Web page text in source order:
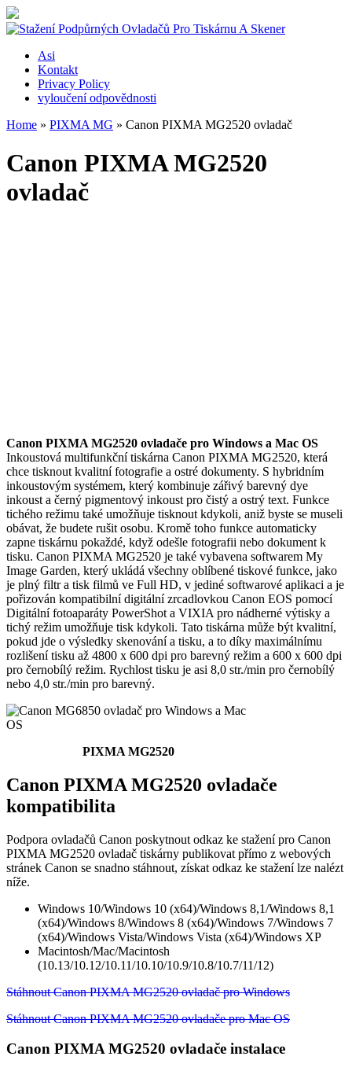
Asi
Kontakt
Privacy Policy
vyloučení odpovědnosti
Home » PIXMA MG » Canon PIXMA MG2520 ovladač
Canon PIXMA MG2520
ovladač
Canon PIXMA MG2520 ovladače pro Windows a Mac OS
Inkoustová multifunkční tiskárna Canon PIXMA MG2520, která
chce tisknout kvalitní fotografie a ostré dokumenty. S hybridním
inkoustovým systémem, který kombinuje zářivý barevný dye
inkoust a černý pigmentový inkoust pro čistý a ostrý text. Funkce
tichého režimu také umožňuje tisknout kdykoli, aniž byste se museli
obávat, že budete rušit osobu. Kromě toho funkce automaticky
zapne tiskárnu pokaždé, když odešle fotografii nebo dokument k
tisku. Canon PIXMA MG2520 je také vybavena softwarem My
Image Garden, který ukládá všechny oblíbené tiskové funkce, jako
je plný filtr a tisk filmů ve Full HD, v jediné softwarové aplikaci a je
pořizován kompatibilní digitální zrcadlovkou Canon EOS pomocí
Digitální fotoaparáty PowerShot a VIXIA pro nádherné výtisky a
tichý režim umožňuje tisk kdykoli. Tato tiskárna může být kvalitní,
pokud jde o výsledky skenování a tisku, a to díky maximálnímu
rozlišení tisku až 4800 x 600 dpi pro barevný režim a 600 x 600 dpi
pro černobílý režim. Rychlost tisku je asi 8,0 str./min pro černobílý
nebo 4,0 str./min pro barevný.
PIXMA MG2520
Canon PIXMA MG2520 ovladače
kompatibilita
Podpora ovladačů Canon poskytnout odkaz ke stažení pro Canon
PIXMA MG2520 ovladač tiskárny publikovat přímo z webových
stránek Canon se snadno stáhnout, získat odkaz ke stažení lze nalézt
níže.
Windows 10/Windows 10 (x64)/Windows 8,1/Windows 8,1
(x64)/Windows 8/Windows 8 (x64)/Windows 7/Windows 7
(x64)/Windows Vista/Windows Vista (x64)/Windows XP
Macintosh/Mac/Macintosh
(10.13/10.12/10.11/10.10/10.9/10.8/10.7/11/12)
Stáhnout Canon PIXMA MG2520 ovladač pro Windows
Stáhnout Canon PIXMA MG2520 ovladače pro Mac OS
Canon PIXMA MG2520 ovladače instalace